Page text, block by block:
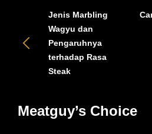
Jenis Marbling
Wagyu dan
Pengaruhnya
terhadap Rasa
Steak
Meatguy’s Choice